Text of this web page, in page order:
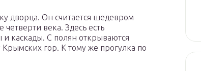
дворца. Он считается шедевром
четверти века. Здесь есть
каскады. С полян открываются
гор. К тому же прогулка по